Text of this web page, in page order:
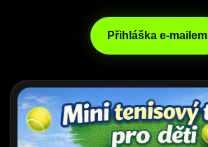
Přihláška e-mailem